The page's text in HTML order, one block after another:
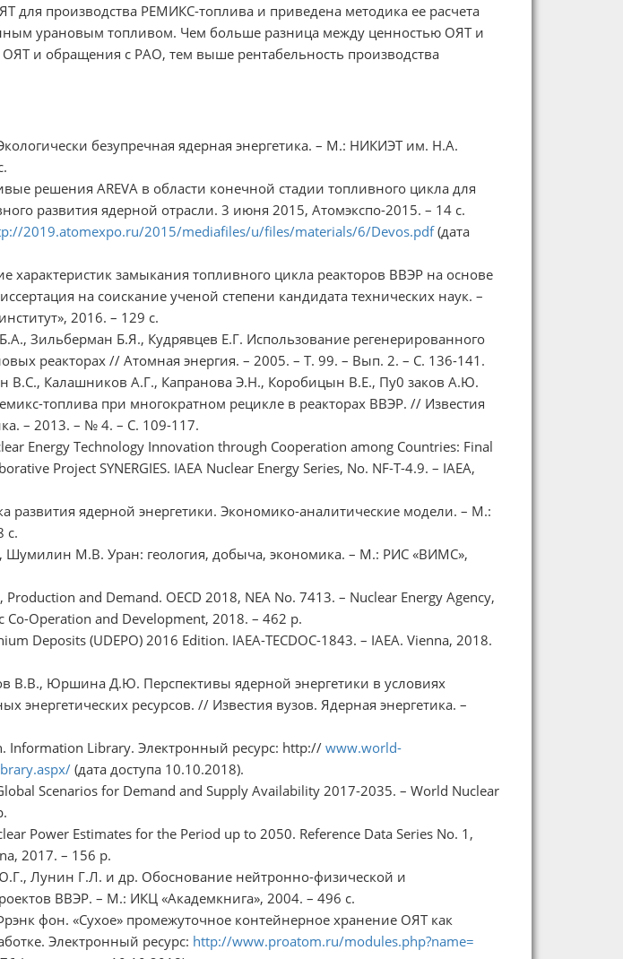
для производства РЕМИКС-топлива и приведена методика ее расчета
урановым топливом. Чем больше разница между ценностью ОЯТ и
ОЯТ и обращения с РАО, тем выше рентабельность производства
безупречная ядерная энергетика. – М.: НИКИЭТ им. Н.А.
решения AREVA в области конечной стадии топливного цикла для
развития ядерной отрасли. 3 июня 2015, Атомэкспо-2015. – 14 с.
2019.atomexpo.ru/2015/mediafiles/u/files/materials/6/Devos.pdf(дата
характеристик замыкания топливного цикла реакторов ВВЭР на основе
на соискание ученой степени кандидата технических наук. –
2016. – 129 с.
Зильберман Б.Я., Кудрявцев Е.Г. Использование регенерированного
реакторах // Атомная энергия. – 2005. – Т. 99. – Вып. 2. – С. 136-141.
В.С., Калашников А.Г., Капранова Э.Н., Коробицын В.Е., Пу0 заков А.Ю.
топлива при многократном рецикле в реакторах ВВЭР. // Известия
– 2013. – № 4. – С. 109-117.
Energy Technology Innovation through Cooperation among Countries: Final
Project SYNERGIES. IAEA Nuclear Energy Series, No. NF-T-4.9. – IAEA,
развития ядерной энергетики. Экономико-аналитические модели. – М.:
с.
М.В. Уран: геология, добыча, экономика. – М.: РИС «ВИМС»,
and Demand. OECD 2018, NEA No. 7413. – Nuclear Energy Agency,
Co-Operation and Development, 2018. – 462 p.
Deposits (UDEPO) 2016 Edition. IAEA-TECDOC-1843. – IAEA. Vienna, 2018.
В.В., Юршина Д.Ю. Перспективы ядерной энергетики в условиях
энергетических ресурсов. // Известия вузов. Ядерная энергетика. –
Information Library. Электронный ресурс: http:// www.world-
(дата доступа 10.10.2018).
Scenarios for Demand and Supply Availability 2017-2035. – World Nuclear
Power Estimates for the Period up to 2050. Reference Data Series No. 1,
2017. – 156 p.
Лунин Г.Л. и др. Обоснование нейтронно-физической и
ВВЭР. – М.: ИКЦ «Академкнига», 2004. – 496 с.
фон. «Сухое» промежуточное контейнерное хранение ОЯТ как
Электронный ресурс: http://www.proatom.ru/modules.php?name=